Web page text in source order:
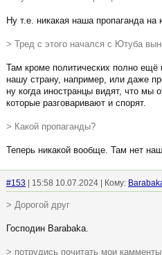
Ну т.е. никакая наша пропаганда
> Тред с этого начался с Ютуба
Там кроме политических полно ещё
нашу страну, например, или даже
ну когда иностранцы видят, что
которые разговаривают и спорят.
> Какой пропаганды?
Теперь никакой вообще. Там нет
#153 | 15:58 10.07.2024 | Кому:
> Дорогой друг
Господин Barabaka.
> потрудись почитать мои камменты